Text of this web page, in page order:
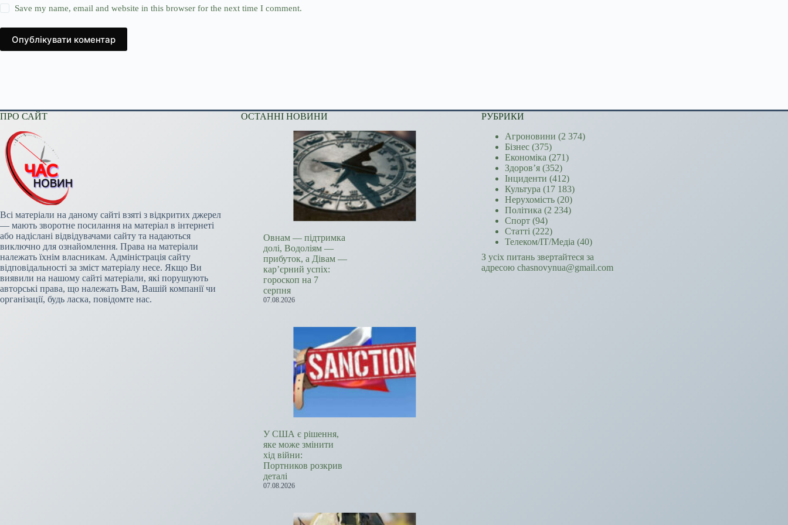
Save my name, email and website in this browser for the next time I comment.
Опублікувати коментар
ПРО САЙТ
Всі матеріали на даному сайті взяті з відкритих джерел
— мають зворотне посилання на матеріал в інтернеті
або надіслані відвідувачами сайту та надаються
виключно для ознайомлення. Права на матеріали
належать їхнім власникам. Адміністрація сайту
відповідальності за зміст матеріалу несе. Якщо Ви
виявили на нашому сайті матеріали, які порушують
авторські права, що належать Вам, Вашій компанії чи
організації, будь ласка, повідомте нас.
ОСТАННІ НОВИНИ
Овнам — підтримка
долі, Водоліям —
прибуток, а Дівам —
кар’єрний успіх:
гороскоп на 7
серпня
07.08.2026
У США є рішення,
яке може змінити
хід війни:
Портников розкрив
деталі
07.08.2026
РУБРИКИ
Агроновини (2 374)
Бізнес (375)
Економіка (271)
Здоров’я (352)
Інциденти (412)
Культура (17 183)
Нерухомість (20)
Політика (2 234)
Спорт (94)
Статті (222)
Телеком/ІТ/Медіа (40)
З усіх питань звертайтеся за
адресою chasnovynua@gmail.com